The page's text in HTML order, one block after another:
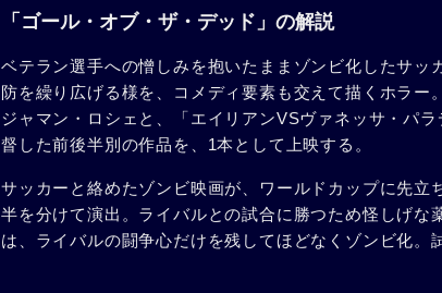
「ゴール・オブ・ザ・デッド」の解説
ベテラン選手への憎しみを抱いたままゾンビ化したサッ
防を繰り広げる様を、コメディ要素も交えて描くホラー
ジャマン・ロシェと、「エイリアンVSヴァネッサ・パ
督した前後半別の作品を、1本として上映する。
サッカーと絡めたゾンビ映画が、ワールドカップに先立
半を分けて演出。ライバルとの試合に勝つため怪しげな
は、ライバルの闘争心だけを残してほどなくゾンビ化。